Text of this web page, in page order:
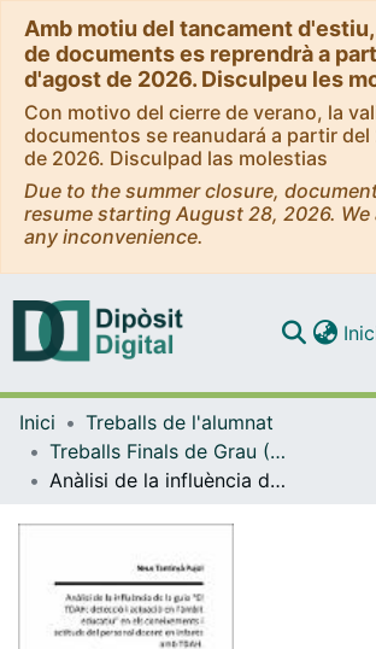
Amb motiu del tancament
de documents es reprendrà a
d'agost de 2026. Disculpeu les
Con motivo del cierre de verano, la
documentos se reanudará a partir
de 2026. Disculpad las molestias
Due to the summer closure,
resume starting August 28, 2026.
any inconvenience.
Navega per
Com publicar
Inici
Treballs de l'alumnat
Treballs Finals de Grau (TFG) - Mestre d'Educació Primària
Anàlisi de la influència de la guia “El TDAH: detecció i actuació en l’àmbit educatiu” en els coneixements i actituds del personal docent en infants amb TDAH